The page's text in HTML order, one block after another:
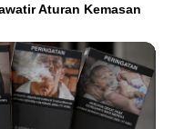
Aturan Kemasan